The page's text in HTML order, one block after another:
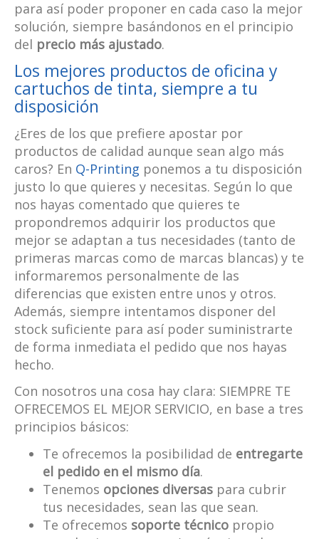
para así poder proponer en cada caso la mejor
solución, siempre basándonos en el principio
del precio más ajustado.
Los mejores productos de oficina y
cartuchos de tinta, siempre a tu
disposición
¿Eres de los que prefiere apostar por
productos de calidad aunque sean algo más
caros? En Q-Printing ponemos a tu disposición
justo lo que quieres y necesitas. Según lo que
nos hayas comentado que quieres te
propondremos adquirir los productos que
mejor se adaptan a tus necesidades (tanto de
primeras marcas como de marcas blancas) y te
informaremos personalmente de las
diferencias que existen entre unos y otros.
Además, siempre intentamos disponer del
stock suficiente para así poder suministrarte
de forma inmediata el pedido que nos hayas
hecho.
Con nosotros una cosa hay clara: SIEMPRE TE
OFRECEMOS EL MEJOR SERVICIO, en base a tres
principios básicos:
Te ofrecemos la posibilidad de entregarte
el pedido en el mismo día.
Tenemos opciones diversas para cubrir
tus necesidades, sean las que sean.
Te ofrecemos soporte técnico propio